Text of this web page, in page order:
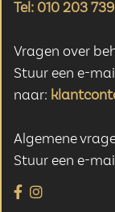
Tel: 010 203
Vragen over
Stuur een e-mail
naar:
Algemene
Stuur een e-